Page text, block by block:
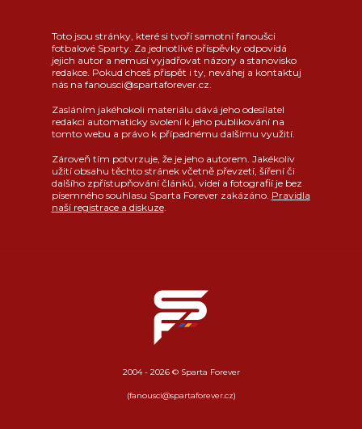
Toto jsou stránky, které si tvoří samotní fanoušci
fotbalové Sparty. Za jednotlivé příspěvky odpovídá
jejich autor a nemusí vyjadřovat názory a stanovisko
redakce. Pokud chceš přispět i ty, neváhej a kontaktuj
nás na fanousci@spartaforever.cz.
Zasláním jakéhokoli materiálu dává jeho odesílatel
redakci automaticky svolení k jeho publikování na
tomto webu a právo k případnému dalšímu využití.
Zároveň tím potvrzuje, že je jeho autorem. Jakékoliv
užití obsahu těchto stránek včetně převzetí, šíření či
dalšího zpřístupňování článků, videí a fotografií je bez
písemného souhlasu Sparta Forever zakázáno. Pravidla
naší registrace a diskuze.
2004 - 2026 © Sparta Forever
(fanousci@spartaforever.cz)